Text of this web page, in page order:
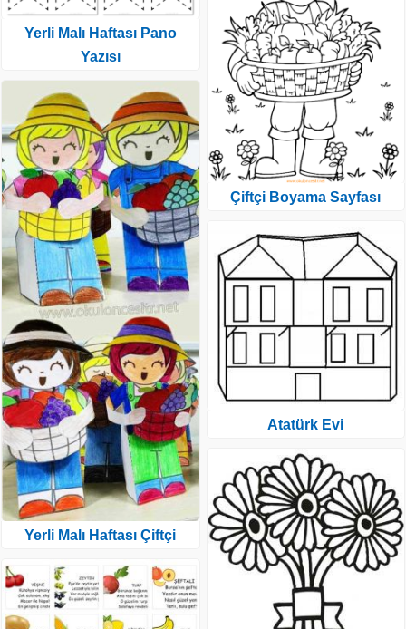
Yerli Malı Haftası Pano
Yazısı
Yerli Malı Haftası Çiftçi
Çiftçi Boyama Sayfası
Atatürk Evi